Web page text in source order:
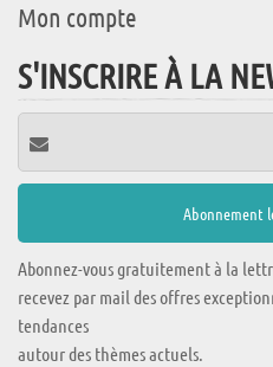
Mon compte
S'INSCRIRE À LA
Abonnez-vous gratuitement à la
recevez par mail des offres
tendances
autour des thèmes actuels.